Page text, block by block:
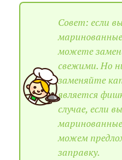
Совет: если
можете
свежими. Но
заменяйте
является
случае, если
можем
заправку.